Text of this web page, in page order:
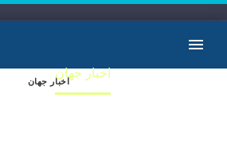
اخبار جهان
اخبار جهان